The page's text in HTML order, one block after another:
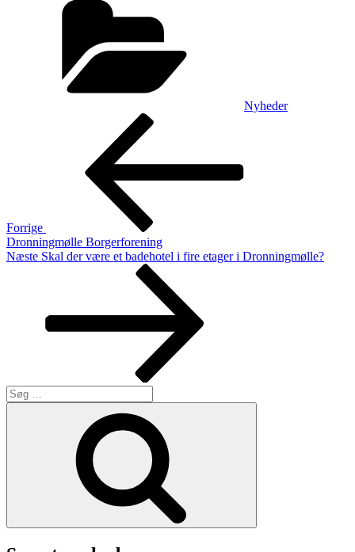
Nyheder
Indlægsnavigation
Forrige
Dronningmølle Borgerforening
Næste
Næste Skal der være et badehotel i fire etager i Dronningmølle?
Søg
efter: